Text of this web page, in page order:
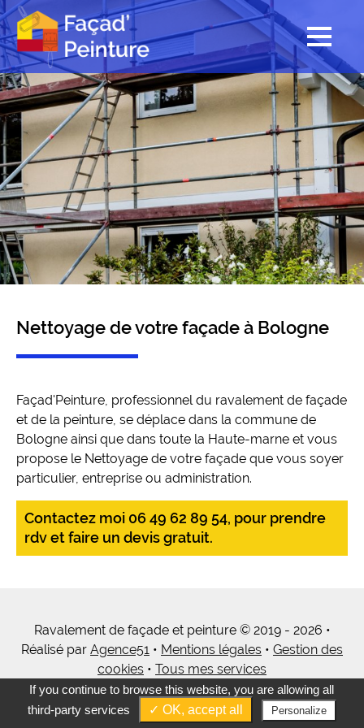
Nettoyage de votre façade à Bologne
Façad'Peinture, professionnel du ravalement de façade
et de la peinture, se déplace dans la commune de
Bologne ainsi que dans toute la Haute-marne et vous
propose le Nettoyage de votre façade que vous soyer
particulier, entreprise ou administration.
Contactez moi 06 49 62 89 54, pour prendre
rdv et faire un devis gratuit.
Ravalement de façade et peinture © 2019 - 2026 •
Réalisé par Agence51 • Mentions légales • Gestion des
cookies • Tous mes services
If you continue to browse this website, you are allowing all
third-party services
✓ OK, accept all Personalize